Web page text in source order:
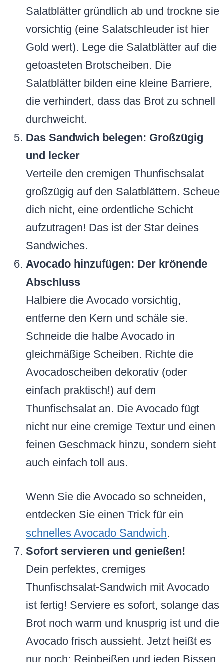
Salatblätter gründlich ab und trockne sie
vorsichtig (eine Salatschleuder ist hier
Gold wert). Lege die Salatblätter auf die
getoasteten Brotscheiben. Die
Salatblätter bilden eine kleine Barriere,
die verhindert, dass das Brot zu schnell
durchweicht.
Das Sandwich belegen: Großzügig
und lecker
Verteile den cremigen Thunfischsalat
großzügig auf den Salatblättern. Scheue
dich nicht, eine ordentliche Schicht
aufzutragen! Das ist der Star deines
Sandwiches.
Avocado hinzufügen: Der krönende
Abschluss
Halbiere die Avocado vorsichtig,
entferne den Kern und schäle sie.
Schneide die halbe Avocado in
gleichmäßige Scheiben. Richte die
Avocadoscheiben dekorativ (oder
einfach praktisch!) auf dem
Thunfischsalat an. Die Avocado fügt
nicht nur eine cremige Textur und einen
feinen Geschmack hinzu, sondern sieht
auch einfach toll aus.
Wenn Sie die Avocado so schneiden,
entdecken Sie einen Trick für ein
schnelles Avocado Sandwich.
Sofort servieren und genießen!
Dein perfektes, cremiges
Thunfischsalat-Sandwich mit Avocado
ist fertig! Serviere es sofort, solange das
Brot noch warm und knusprig ist und die
Avocado frisch aussieht. Jetzt heißt es
nur noch: Reinbeißen und jeden Bissen